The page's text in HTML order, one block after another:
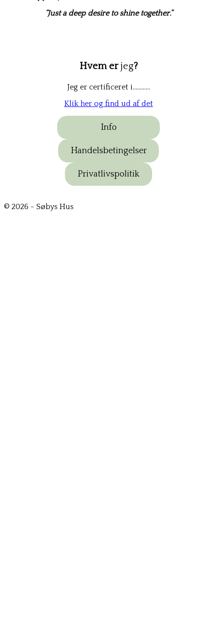
“Just a deep desire to shine together.”
Hvem erjeg?
Jeg er certificeret i…………
Klik her og find ud af det
Info
Handelsbetingelser
Privatlivspolitik
© 2026 - Søbys Hus